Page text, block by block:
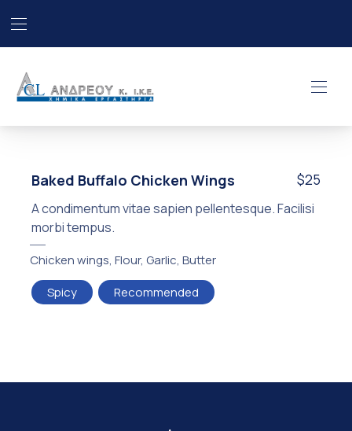
Επάνω γραμμή πλοήγηση
ΧΗΜΙΚΑ ΕΡΓΑΣΤΗΡΙΑ
Baked Buffalo Chicken Wings $25
A condimentum vitae sapien pellentesque. Facilisi
morbi tempus.
Chicken wings, Flour, Garlic, Butter
Spicy
Recommended